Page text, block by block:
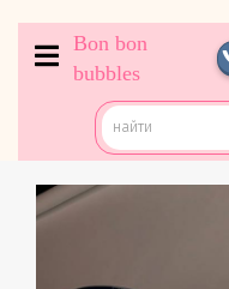
Bon bon
bubbles